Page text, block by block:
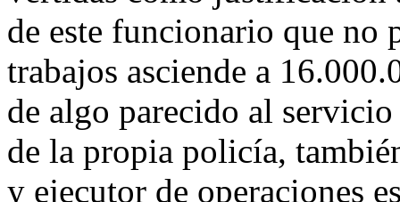
de este funcionario que no
trabajos asciende a
de algo parecido al
de la propia policía,
y ejecutor de operaciones